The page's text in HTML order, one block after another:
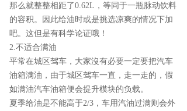
那么就整整相距了0.62L，等同于一瓶脉动饮料
的容积。因此给油时或是挑选凉爽的情况下加
吧。这但是有科学论证哦！
2.不适合满油
平常在城区驾车，大家沒有必要一定要把汽车
油箱满油，由于城区驾车一直，走一走的，假
如满油汽车油箱便会提升模块的负载。
夏季给油是不能高于2/3，车用汽油过满则会外